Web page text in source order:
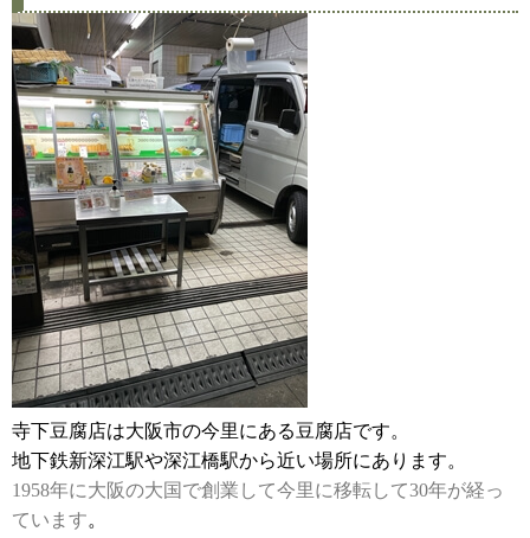
寺下豆腐店は大阪市の今里にある豆腐店です。
地下鉄新深江駅や深江橋駅から近い場所にあります。
1958年に大阪の大国で創業して今里に移転して30年が経っ
ています。